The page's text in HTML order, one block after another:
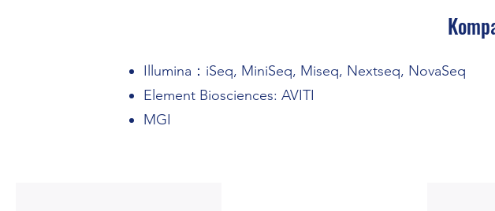
Illumina：iSeq, MiniSeq, Miseq, Nextseq, NovaSeq
Element Biosciences: AVITI
MGI